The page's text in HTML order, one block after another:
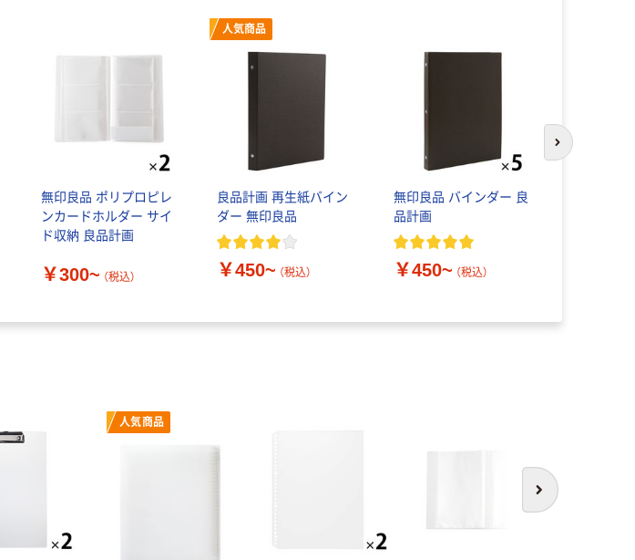
無印良品 ポリプロピレ
ンカードホルダー サイ
ド収納 良品計画
￥300~ （税込）
人気商品
良品計画 再生紙バイン
ダー 無印良品
￥450~ （税込）
無印良品 バインダー 良
品計画
￥450~ （税込）
次のスライド
次へ
人気商品